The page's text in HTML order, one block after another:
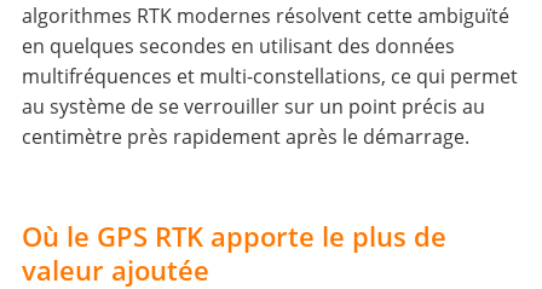
algorithmes RTK modernes résolvent cette ambiguïté
en quelques secondes en utilisant des données
multifréquences et multi-constellations, ce qui permet
au système de se verrouiller sur un point précis au
centimètre près rapidement après le démarrage.
Où le GPS RTK apporte le plus de
valeur ajoutée